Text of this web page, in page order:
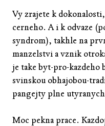
Vy zrajete k
cerneho. A i k odvaze
syndrom), takhle na
manzelstvi a vznik
je take byt-pro-kazdeho
svinskou obhajobou-
pangejty plne
Moc pekna prace.